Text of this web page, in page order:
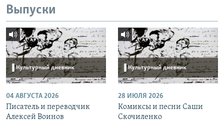
Выпуски
04 АВГУСТА 2026
Писатель и переводчик
Алексей Воинов
28 ИЮЛЯ 2026
Комиксы и песни Саши
Скочиленко